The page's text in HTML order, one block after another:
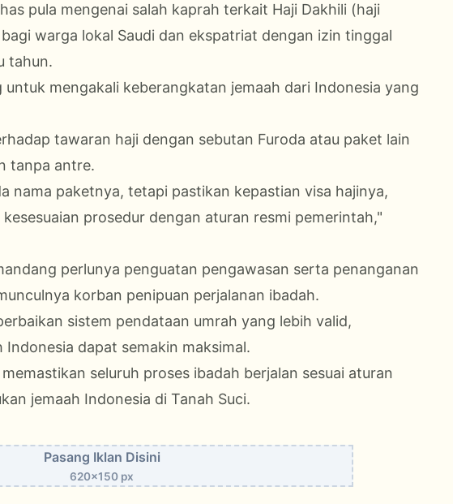
pula mengenai salah kaprah terkait Haji Dakhili (haji
warga lokal Saudi dan ekspatriat dengan izin tinggal
tahun.
mengakali keberangkatan jemaah dari Indonesia yang
tawaran haji dengan sebutan Furoda atau paket lain
tanpa antre.
nama paketnya, tetapi pastikan kepastian visa hajinya,
prosedur dengan aturan resmi pemerintah,"
perlunya penguatan pengawasan serta penanganan
korban penipuan perjalanan ibadah.
sistem pendataan umrah yang lebih valid,
dapat semakin maksimal.
seluruh proses ibadah berjalan sesuai aturan
jemaah Indonesia di Tanah Suci.
Pasang Iklan Disini
620x150 px